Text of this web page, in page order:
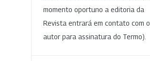
momento oportuno a editoria da
Revista entrará em contato com o
autor para assinatura do Termo).